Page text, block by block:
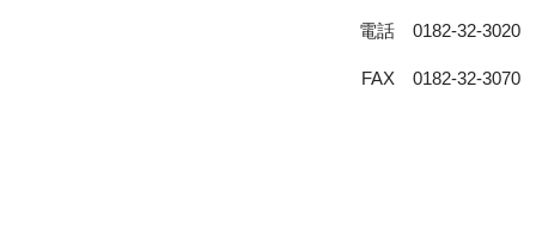
電話 0182-32-3020
FAX 0182-32-3070